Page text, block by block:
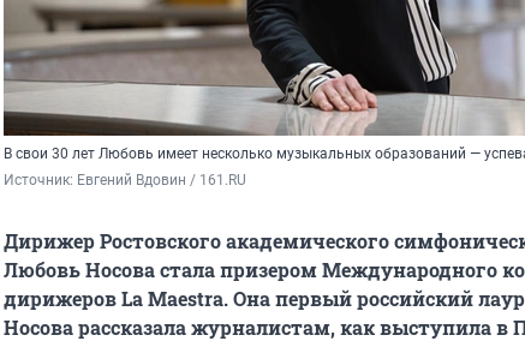
В свои 30 лет Любовь имеет несколько музыкальных образований —
Источник: Евгений Вдовин / 161.RU
Дирижер Ростовского академического
Любовь Носова стала призером Международного
дирижеров La Maestra. Она первый российский
Носова рассказала журналистам, как выступила в